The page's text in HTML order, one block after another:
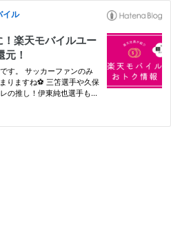
イル
楽天モバイルユー
！
す。 サッカーファンのみ
りますね⚽ 三笘選手や久保
の推し！伊東純也選手も復
れるのはDAZNだけ。 日